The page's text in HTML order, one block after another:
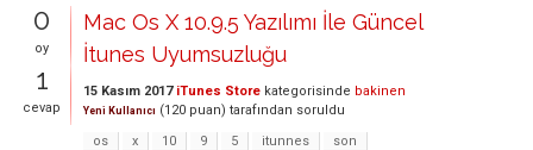
0
oy
1
cevap
Mac Os X 10.9.5 Yazılımı İle Güncel
İtunes Uyumsuzluğu
15 Kasım 2017 iTunes Store kategorisinde bakinen
Yeni Kullanıcı (120 puan) tarafından soruldu
os
x 10 9 5 itunnes
son